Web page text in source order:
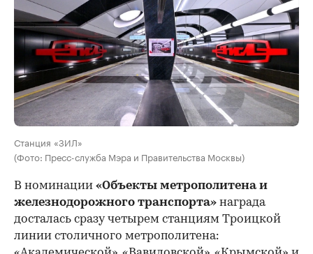
Станция «ЗИЛ»
(Фото: Пресс-служба Мэра и Правительства Москвы)
В номинации «Объекты метрополитена и
железнодорожного транспорта» награда
досталась сразу четырем станциям Троицкой
линии столичного метрополитена: